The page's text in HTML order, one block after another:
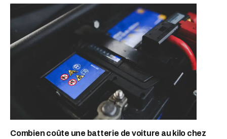
Combien coûte une batterie de voiture au kilo chez